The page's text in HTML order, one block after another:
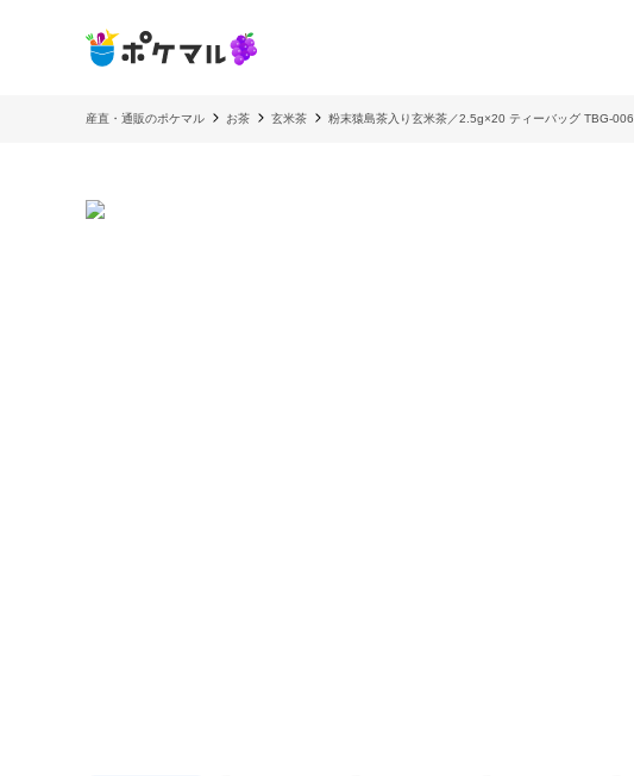
産直・通販のポケマル お茶 玄米茶 粉末猿島茶入り玄米茶／2.5g×20 ティーバッグ TBG-006